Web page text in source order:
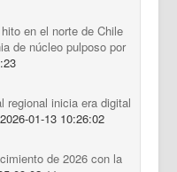
en el norte de Chile
de núcleo pulposo por
regional inicia era digital
2026-01-13 10:26:02
de 2026 con la